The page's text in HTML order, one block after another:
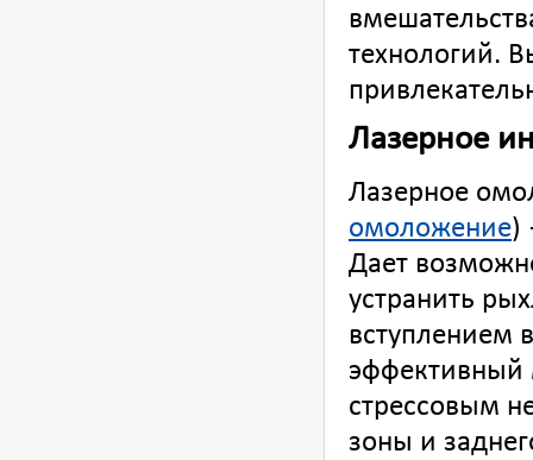
технологий.
Лазерное
Лазерное
омоложение)
Дает
устранить
вступлением
эффективный
стрессовым
зоны и